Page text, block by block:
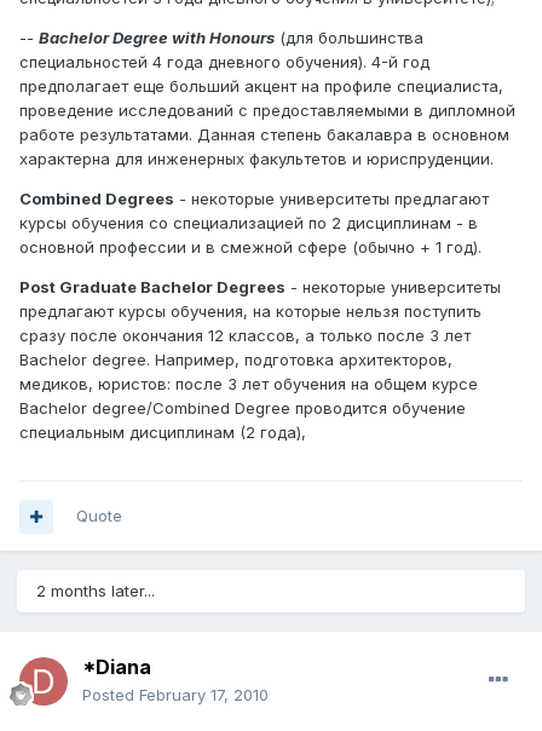
-- Bachelor Degree with Honours (для большинства
специальностей 4 года дневного обучения). 4-й год
предполагает еще больший акцент на профиле специалиста,
проведение исследований с предоставляемыми в дипломной
работе результатами. Данная степень бакалавра в основном
характерна для инженерных факультетов и юриспруденции.
Combined Degrees - некоторые университеты предлагают
курсы обучения со специализацией по 2 дисциплинам - в
основной профессии и в смежной сфере (обычно + 1 год).
Post Graduate Bachelor Degrees - некоторые университеты
предлагают курсы обучения, на которые нельзя поступить
сразу после окончания 12 классов, а только после 3 лет
Bachelor degree. Например, подготовка архитекторов,
медиков, юристов: после 3 лет обучения на общем курсе
Bachelor degree/Combined Degree проводится обучение
специальным дисциплинам (2 года),
Quote
2 months later...
*Diana
Posted February 17, 2010